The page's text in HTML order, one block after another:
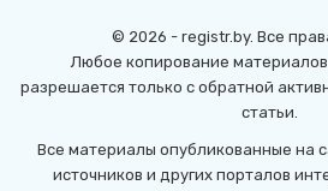
© 2026 - registr.by. Все
Любое копирование
разрешается только с обратной
статьи.
Все материалы опубликованные на
источников и других порталов